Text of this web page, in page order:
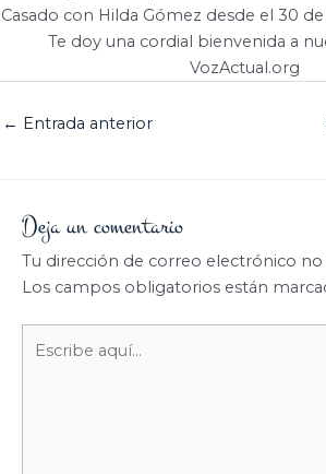
Casado con Hilda Gómez desde el 30
Te doy una cordial bienvenida a
VozActual.org
← Entrada anterior
Deja un comentario
Tu dirección de correo electrónico no
Los campos obligatorios están
aquí...